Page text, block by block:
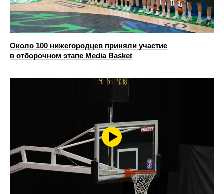
Около 100 нижегородцев приняли участие
в отборочном этапе Media Basket